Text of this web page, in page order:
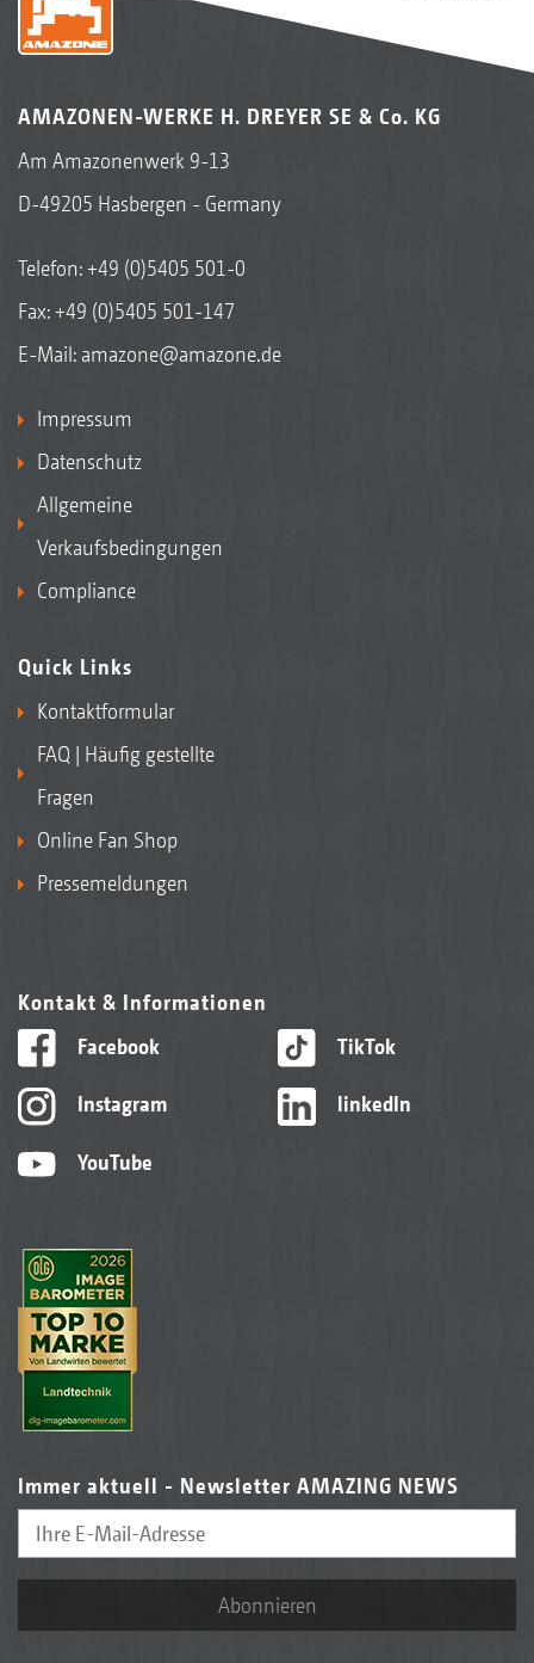
AMAZONEN-WERKE H. DREYER SE & Co. KG
Am Amazonenwerk 9-13
D-49205 Hasbergen - Germany
Telefon:+49 (0)5405 501-0
Fax: +49 (0)5405 501-147
E-Mail: amazone@amazone.de
Impressum
Datenschutz
Allgemeine
Verkaufsbedingungen
Compliance
Quick Links
Kontaktformular
FAQ | Häufig gestellte
Fragen
Online Fan Shop
Pressemeldungen
Kontakt & Informationen
Facebook
Instagram
YouTube
TikTok
linkedIn
Immer aktuell - Newsletter AMAZING NEWS
Abonnieren